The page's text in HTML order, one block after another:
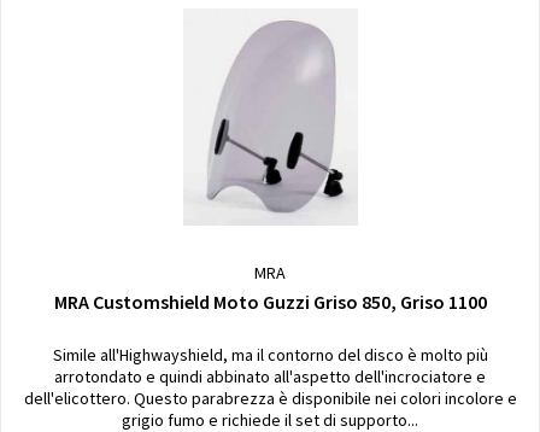
MRA
MRA Customshield Moto Guzzi Griso 850, Griso 1100
Simile all'Highwayshield, ma il contorno del disco è molto più
arrotondato e quindi abbinato all'aspetto dell'incrociatore e
dell'elicottero. Questo parabrezza è disponibile nei colori incolore e
grigio fumo e richiede il set di supporto...